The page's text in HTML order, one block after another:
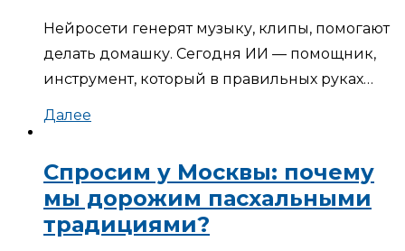
Нейросети генерят музыку, клипы, помогают
делать домашку. Сегодня ИИ — помощник,
инструмент, который в правильных руках…
Далее
Спросим у Москвы: почему
мы дорожим пасхальными
традициями?